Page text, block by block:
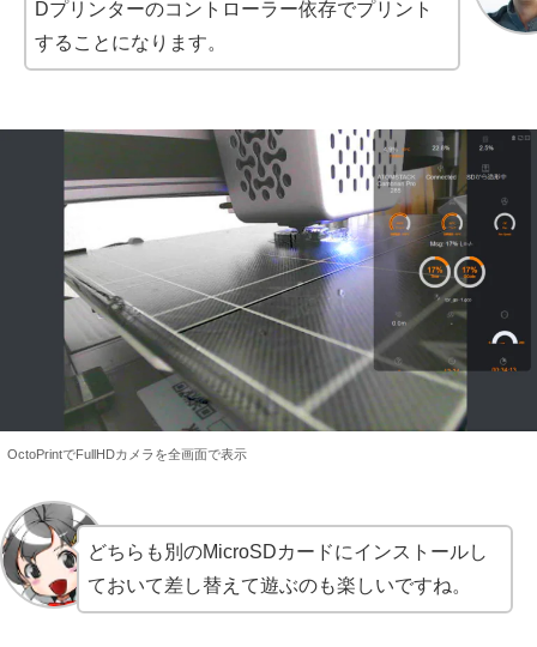
Dプリンターのコントローラー依存でプリント
することになります。
OctoPrintでFullHDカメラを全画面で表示
どちらも別のMicroSDカードにインストールし
ておいて差し替えて遊ぶのも楽しいですね。